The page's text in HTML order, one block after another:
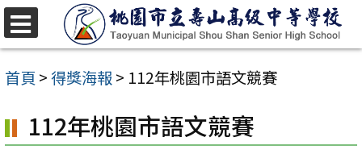
跳
至
主
內
容
首頁 >得獎海報 > 112年桃園市語文競賽
112年桃園市語文競賽
選
單